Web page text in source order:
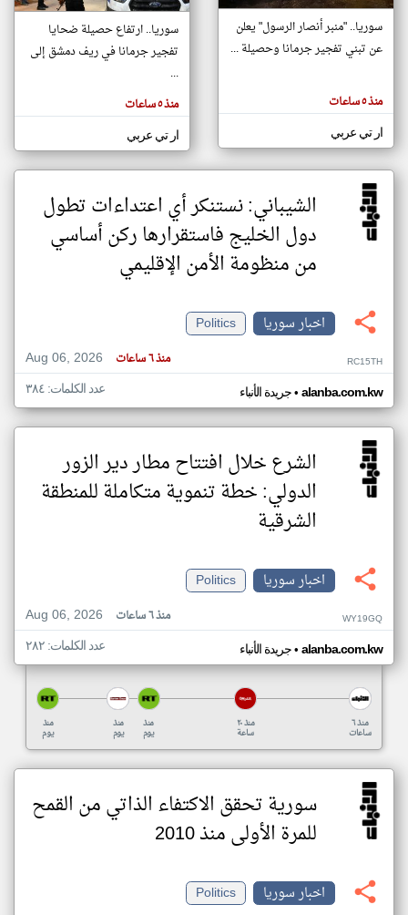
اخبار سوريا على مدار الساعة
أهم اخبار سوريا العاجلة والمباشرة
المقالات
الموجوده
هنا عن
وجهة
كاتبيها.
سوريا.. "منبر أنصار الرسول" يعلن
عن تبني تفجير جرمانا وحصيلة ...
منذ ٥ ساعات
ار تي عربي
سوريا.. ارتفاع حصيلة ضحايا
تفجير جرمانا في ريف دمشق إلى
...
منذ ٥ ساعات
ار تي عربي
الشيباني: نستنكر أي اعتداءات تطول
دول الخليج فاستقرارها ركن أساسي
من منظومة الأمن الإقليمي
اخبار سوريا
Politics
Aug 06, 2026
منذ ٦ ساعات RC15TH
جريدة الأنباء• alanba.com.kw عدد الكلمات: ٣٨٤
الشرع خلال افتتاح مطار دير الزور
الدولي: خطة تنموية متكاملة للمنطقة
الشرقية
اخبار سوريا
Politics
Aug 06, 2026
منذ ٦ ساعات WY19GQ
جريدة الأنباء• alanba.com.kw عدد الكلمات: ٢٨٢
منذ
يوم
منذ
يوم
منذ
يوم
منذ ٢٠
ساعة
منذ ٦
ساعات
سورية تحقق الاكتفاء الذاتي من القمح
للمرة الأولى منذ 2010
اخبار سوريا
Politics
klyoum.com